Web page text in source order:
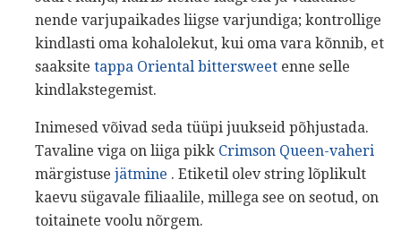
nende varjupaikades liigse varjundiga; kontrollige
kindlasti oma kohalolekut, kui oma vara kõnnib, et
saaksite tappa Oriental bittersweet enne selle
kindlakstegemist.
Inimesed võivad seda tüüpi juukseid põhjustada.
Tavaline viga on liiga pikk Crimson Queen-vaheri
märgistuse jätmine . Etiketil olev string lõplikult
kaevu sügavale filiaalile, millega see on seotud, on
toitainete voolu nõrgem.